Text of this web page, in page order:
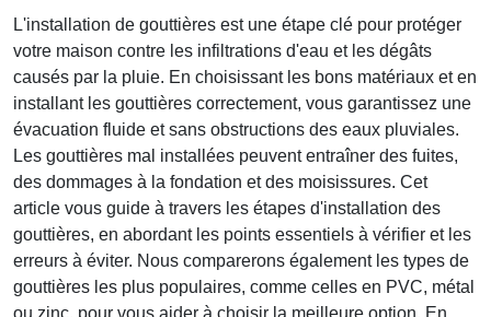
L'installation de gouttières est une étape clé pour protéger
votre maison contre les infiltrations d'eau et les dégâts
causés par la pluie. En choisissant les bons matériaux et en
installant les gouttières correctement, vous garantissez une
évacuation fluide et sans obstructions des eaux pluviales.
Les gouttières mal installées peuvent entraîner des fuites,
des dommages à la fondation et des moisissures. Cet
article vous guide à travers les étapes d'installation des
gouttières, en abordant les points essentiels à vérifier et les
erreurs à éviter. Nous comparerons également les types de
gouttières les plus populaires, comme celles en PVC, métal
ou zinc, pour vous aider à choisir la meilleure option. En